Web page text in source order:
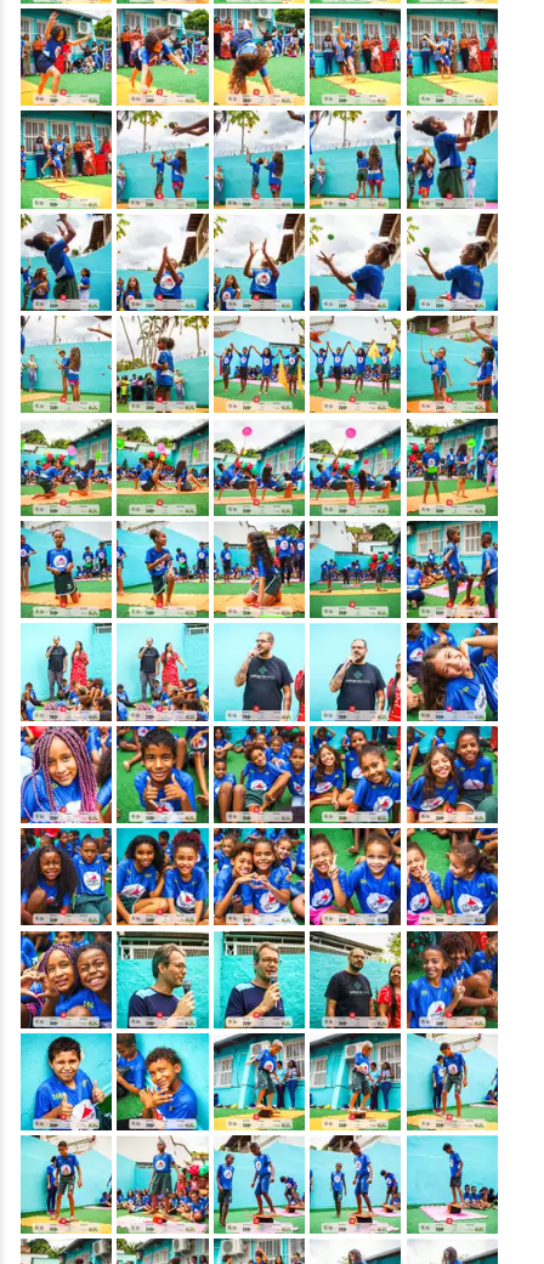
&nbsp; &nbsp; &nbsp; &nbsp; &nbsp;
&nbsp; &nbsp; &nbsp; &nbsp; &nbsp;
&nbsp; &nbsp; &nbsp; &nbsp; &nbsp;
&nbsp; &nbsp; &nbsp; &nbsp; &nbsp;
&nbsp; &nbsp; &nbsp; &nbsp; &nbsp;
&nbsp; &nbsp; &nbsp; &nbsp; &nbsp;
&nbsp; &nbsp; &nbsp; &nbsp; &nbsp;
&nbsp; &nbsp; &nbsp; &nbsp; &nbsp;
&nbsp; &nbsp; &nbsp; &nbsp; &nbsp;
&nbsp; &nbsp; &nbsp; &nbsp; &nbsp;
&nbsp; &nbsp; &nbsp; &nbsp; &nbsp;
&nbsp; &nbsp; &nbsp; &nbsp; &nbsp;
&nbsp; &nbsp; &nbsp; &nbsp; &nbsp;